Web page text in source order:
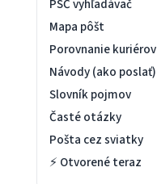
PSČ vyhľadávač
Mapa pôšt
Porovnanie kuriérov
Návody (ako poslať)
Slovník pojmov
Časté otázky
Pošta cez sviatky
⚡ Otvorené teraz